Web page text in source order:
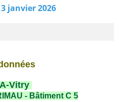
janvier 2026
Vitry
- Bâtiment C 5